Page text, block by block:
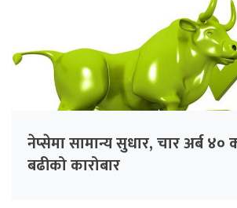
नेप्सेमा सामान्य सुधार, चार अर्ब ४०
बढीको कारोबार